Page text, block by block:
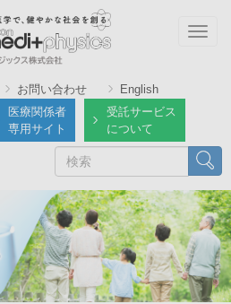
お問い合わせ
English
医療関係者
専用サイト
受託サービス
について
検索